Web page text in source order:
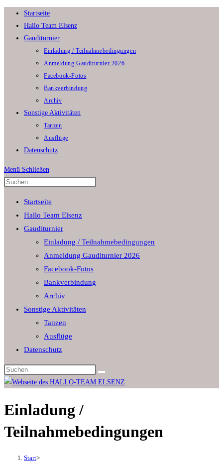
Zum
Inhalt
springen
Startseite
Hallo Team Elsenz
Gauditurnier
Einladung / Teilnahmebedingungen
Anmeldung Gauditurnier 2026
Facebook-Fotos
Bankverbindung
Archiv
Sonstige Aktivitäten
Tanzen
Ausflüge
Datenschutz
Menü Schließen
search
panel.
Startseite
Hallo Team Elsenz
Gauditurnier
Einladung / Teilnahmebedingungen
Anmeldung Gauditurnier 2026
Facebook-Fotos
Bankverbindung
Archiv
Sonstige Aktivitäten
Tanzen
Ausflüge
Datenschutz
Diese
Website
Einladung /
Teilnahmebedingungen
Start>